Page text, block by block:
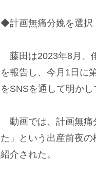
◆計画無痛分娩を選択
藤田は2023年8月、
を報告し、今月1日に
をSNSを通して明かし
動画では、計画無痛
た」という出産前夜
紹介された。